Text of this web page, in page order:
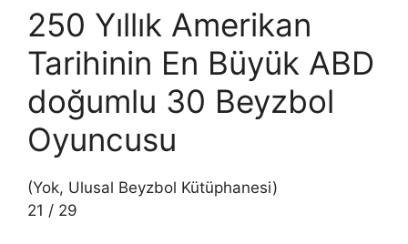
250 Yıllık Amerikan
Tarihinin En Büyük ABD
doğumlu 30 Beyzbol
Oyuncusu
(Yok, Ulusal Beyzbol Kütüphanesi)
21 / 29